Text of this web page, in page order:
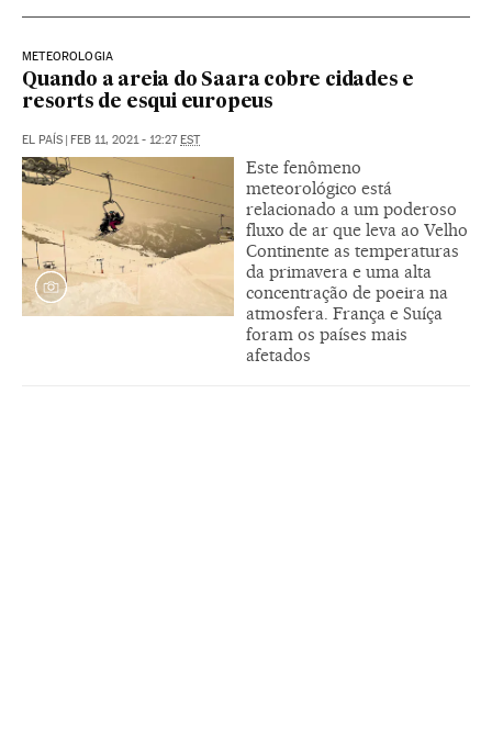
METEOROLOGIA
Quando a areia do Saara cobre cidades e
resorts de esqui europeus
EL PAÍS FEB 11, 2021 - 12:27 EST
Este fenômeno
meteorológico está
relacionado a um poderoso
fluxo de ar que leva ao Velho
Continente as temperaturas
da primavera e uma alta
concentração de poeira na
atmosfera. França e Suíça
foram os países mais
afetados